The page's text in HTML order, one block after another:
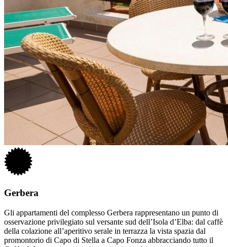
Gerbera
Gli appartamenti del complesso Gerbera rappresentano un punto di
osservazione privilegiato sul versante sud dell’Isola d’Elba: dal caffè
della colazione all’aperitivo serale in terrazza la vista spazia dal
promontorio di Capo di Stella a Capo Fonza abbracciando tutto il